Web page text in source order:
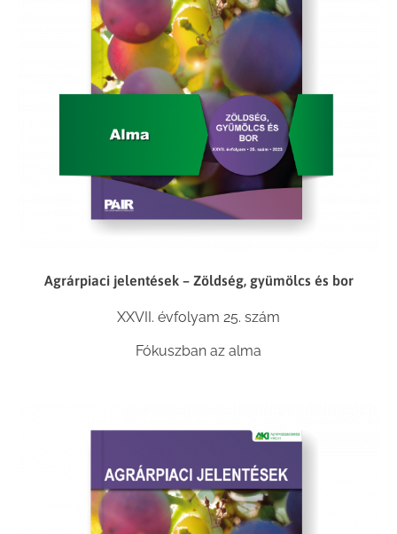
Agrárpiaci jelentések – Zöldség, gyümölcs és bor
XXVII. évfolyam 25. szám
Fókuszban az alma